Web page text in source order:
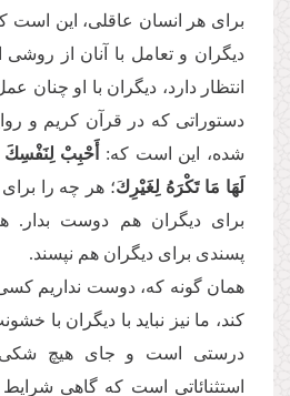
براى هر انسان عاقلى، این است
دیگران و تعامل با آنان از روشى
انتظار دارد، دیگران با او چنان
دستوراتى كه در قرآن كریم و
شده، این است كه:
أَحْبِبْ
لَهَا مَا تَكْرَهُ لِغَیْرِكَ؛ هر چه را
براى دیگران هم دوست بدار.
پسندى براى دیگران هم نپسند.
همان گونه كه، دوست نداریم كسى
كند، ما نیز نباید با دیگران با
درستى است و جاى هیچ شكى
استثنائاتى است كه گاهى